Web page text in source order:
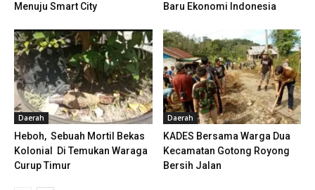
Menuju Smart City
Baru Ekonomi Indonesia
Daerah
Heboh, Sebuah Mortil Bekas
Kolonial Di Temukan Waraga
Curup Timur
Daerah
KADES Bersama Warga Dua
Kecamatan Gotong Royong
Bersih Jalan